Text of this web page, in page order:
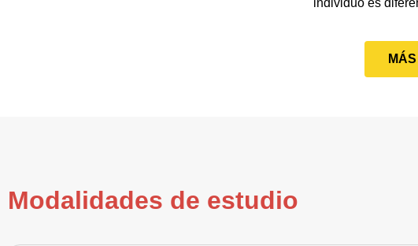
individuo es
Modalidades de estudio